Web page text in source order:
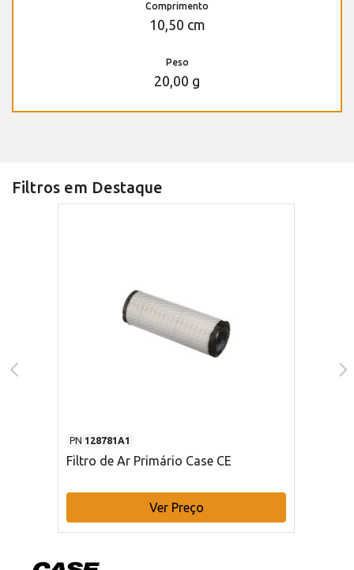
Comprimento
10,50 cm
Peso
20,00 g
Filtros em Destaque
PN 128781A1
Filtro de Ar Primário Case CE
Ver Preço